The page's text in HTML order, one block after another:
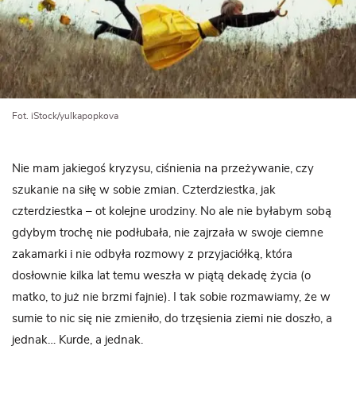
Fot. iStock/yulkapopkova
Nie mam jakiegoś kryzysu, ciśnienia na przeżywanie, czy
szukanie na siłę w sobie zmian. Czterdziestka, jak
czterdziestka – ot kolejne urodziny. No ale nie byłabym sobą
gdybym trochę nie podłubała, nie zajrzała w swoje ciemne
zakamarki i nie odbyła rozmowy z przyjaciółką, która
dosłownie kilka lat temu weszła w piątą dekadę życia (o
matko, to już nie brzmi fajnie). I tak sobie rozmawiamy, że w
sumie to nic się nie zmieniło, do trzęsienia ziemi nie doszło, a
jednak… Kurde, a jednak.